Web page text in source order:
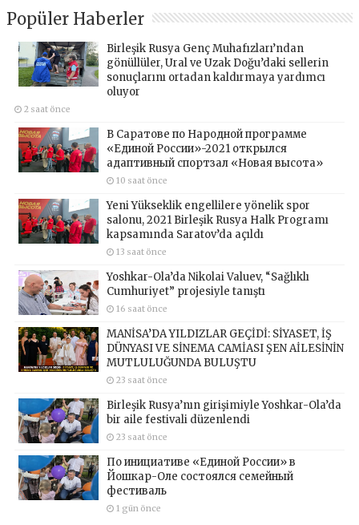
Popüler Haberler
Birleşik Rusya Genç Muhafızları’ndan
gönüllüler, Ural ve Uzak Doğu’daki sellerin
sonuçlarını ortadan kaldırmaya yardımcı
oluyor
2 saat önce
В Саратове по Народной программе
«Единой России»-2021 открылся
адаптивный спортзал «Новая высота»
10 saat önce
Yeni Yükseklik engellilere yönelik spor
salonu, 2021 Birleşik Rusya Halk Programı
kapsamında Saratov’da açıldı
13 saat önce
Yoshkar-Ola’da Nikolai Valuev, “Sağlıklı
Cumhuriyet” projesiyle tanıştı
16 saat önce
MANİSA’DA YILDIZLAR GEÇİDİ: SİYASET, İŞ
DÜNYASI VE SİNEMA CAMİASI ŞEN AİLESİNİN
MUTLULUĞUNDA BULUŞTU
23 saat önce
Birleşik Rusya’nın girişimiyle Yoshkar-Ola’da
bir aile festivali düzenlendi
23 saat önce
По инициативе «Единой России» в
Йошкар-Оле состоялся семейный
фестиваль
1 gün önce